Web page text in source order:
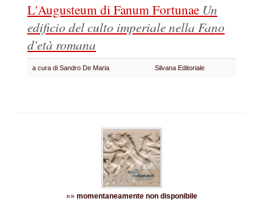
L'Augusteum di Fanum Fortunae Un
edificio del culto imperiale nella Fano
d'età romana
a cura di Sandro De Maria Silvana Editoriale
»» momentaneamente non disponibile